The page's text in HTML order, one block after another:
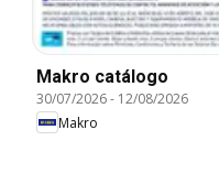
Makro catálogo
30/07/2026- 12/08/2026
Makro